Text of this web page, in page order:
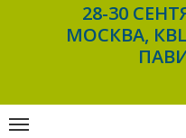
28-30
МОСКВА,